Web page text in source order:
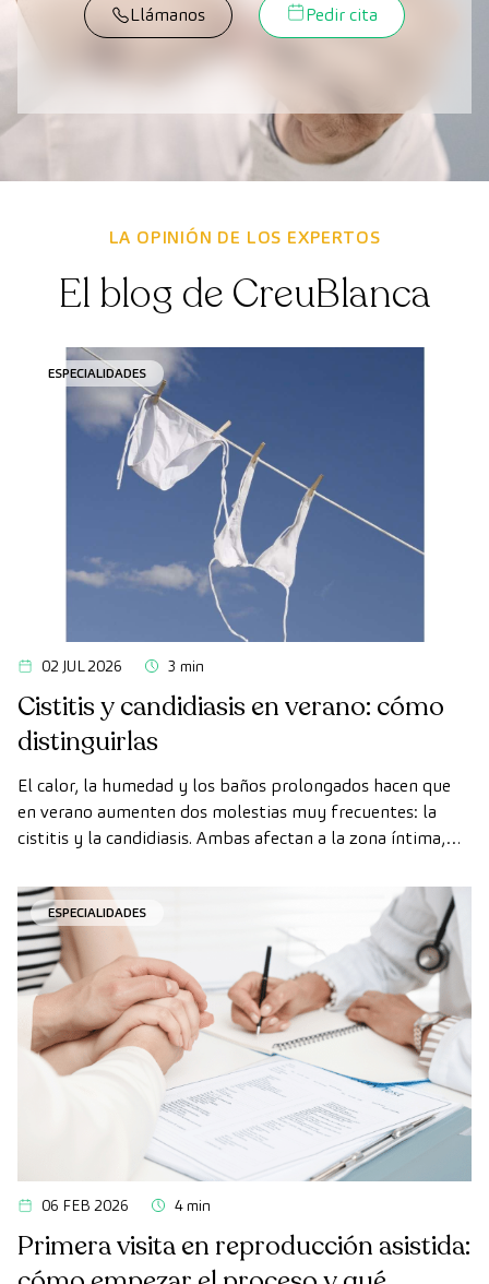
Llámanos Pedir cita
LA OPINIÓN DE LOS EXPERTOS
El blog de CreuBlanca
ESPECIALIDADES
02 JUL 2026 3 min
Cistitis y candidiasis en verano: cómo
distinguirlas
El calor, la humedad y los baños prolongados hacen que
en verano aumenten dos molestias muy frecuentes: la
cistitis y la candidiasis. Ambas afectan a la zona íntima,
las confunden.
ESPECIALIDADES
06 FEB 2026 4 min
Primera visita en reproducción asistida: